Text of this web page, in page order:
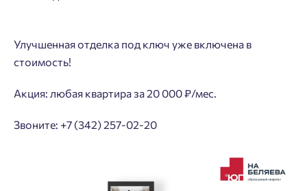
Улучшенная отделка под ключ уже включена в
стоимость!
Акция: любая квартира за 20 000 ₽/мес.
Звоните: +7 (342) 257-02-20